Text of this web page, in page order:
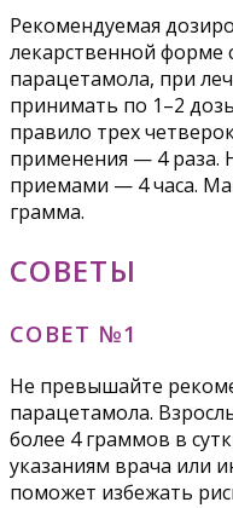
Рекомендуемая
лекарственной форме
парацетамола, при
принимать по 1–2
правило трех
применения — 4 раза.
приемами — 4 часа.
грамма.
СОВЕТЫ
СОВЕТ №1
Не превышайте
парацетамола.
более 4 граммов в
указаниям врача или
поможет избежать